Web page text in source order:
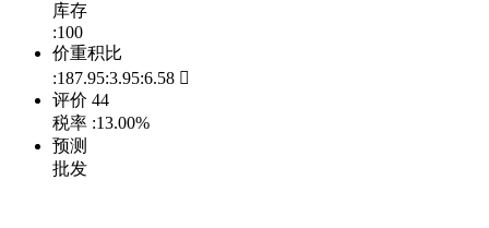
库存
:100
价重积比
:187.95:3.95:6.58 
评价 44
税率 :13.00%
预测
批发